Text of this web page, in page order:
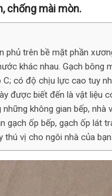
chống mài mòn.
trên bề mặt phần
khác nhau. Gạch bông
có độ chịu lực cao tuy
được biết đến là vật liệu
không gian bếp,
gạch ốp bếp, gạch ốp lát
vị cho ngôi nhà của bạn.